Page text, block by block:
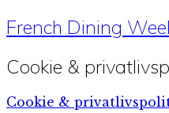
French Dining
Cookie &
Cookie &